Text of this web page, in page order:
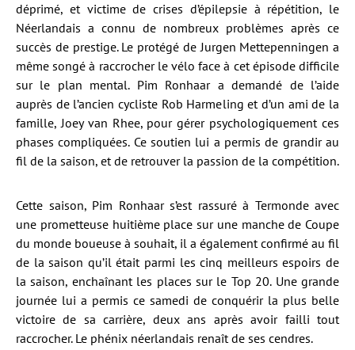
déprimé, et victime de crises d’épilepsie à répétition, le
Néerlandais a connu de nombreux problèmes après ce
succès de prestige. Le protégé de Jurgen Mettepenningen a
même songé à raccrocher le vélo face à cet épisode difficile
sur le plan mental. Pim Ronhaar a demandé de l’aide
auprès de l’ancien cycliste Rob Harmeling et d’un ami de la
famille, Joey van Rhee, pour gérer psychologiquement ces
phases compliquées. Ce soutien lui a permis de grandir au
fil de la saison, et de retrouver la passion de la compétition.
Cette saison, Pim Ronhaar s’est rassuré à Termonde avec
une prometteuse huitième place sur une manche de Coupe
du monde boueuse à souhait, il a également confirmé au fil
de la saison qu’il était parmi les cinq meilleurs espoirs de
la saison, enchaînant les places sur le Top 20. Une grande
journée lui a permis ce samedi de conquérir la plus belle
victoire de sa carrière, deux ans après avoir failli tout
raccrocher. Le phénix néerlandais renaît de ses cendres.